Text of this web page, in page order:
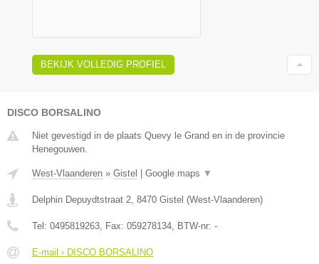
BEKIJK VOLLEDIG PROFIEL
DISCO BORSALINO
Niet gevestigd in de plaats Quevy le Grand en in de provincie
Henegouwen.
West-Vlaanderen » Gistel Google maps ▼
Delphin Depuydtstraat 2, 8470 Gistel (West-Vlaanderen)
Tel: 0495819263, Fax: 059278134, BTW-nr: -
E-mail › DISCO BORSALINO